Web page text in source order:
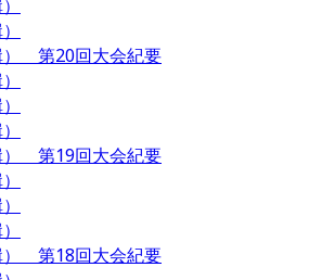
） 第20回大会紀要
） 第19回大会紀要
） 第18回大会紀要